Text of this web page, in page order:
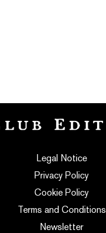
Legal Notice
Privacy Policy
Cookie Policy
Terms and Conditions
Newsletter